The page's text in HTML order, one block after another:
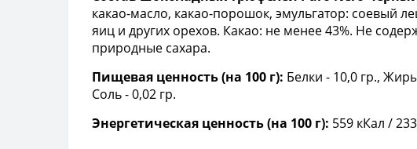
какао-масло, какао-порошок, эмульгатор: соевый
яиц и других орехов. Какао: не менее 43%. Не
природные сахара.
Пищевая ценность (на 100 г): Белки - 10,0 гр.,
Соль - 0,02 гр.
Энергетическая ценность (на 100 г): 559 кКал /